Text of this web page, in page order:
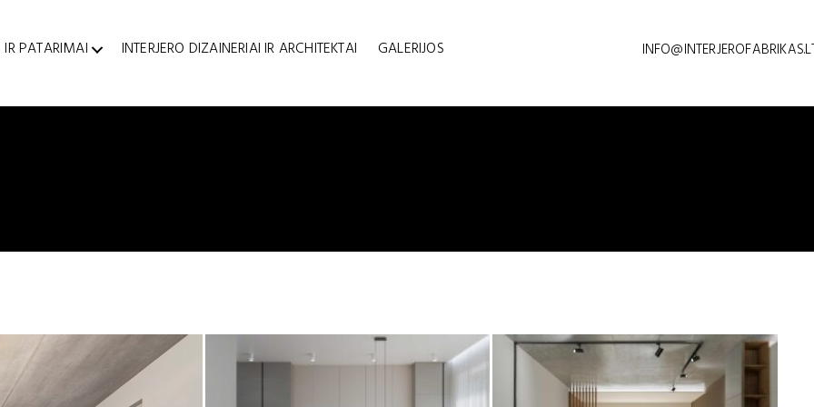
IR PATARIMAI INTERJERO DIZAINERIAI IR ARCHITEKTAI GALERIJOS